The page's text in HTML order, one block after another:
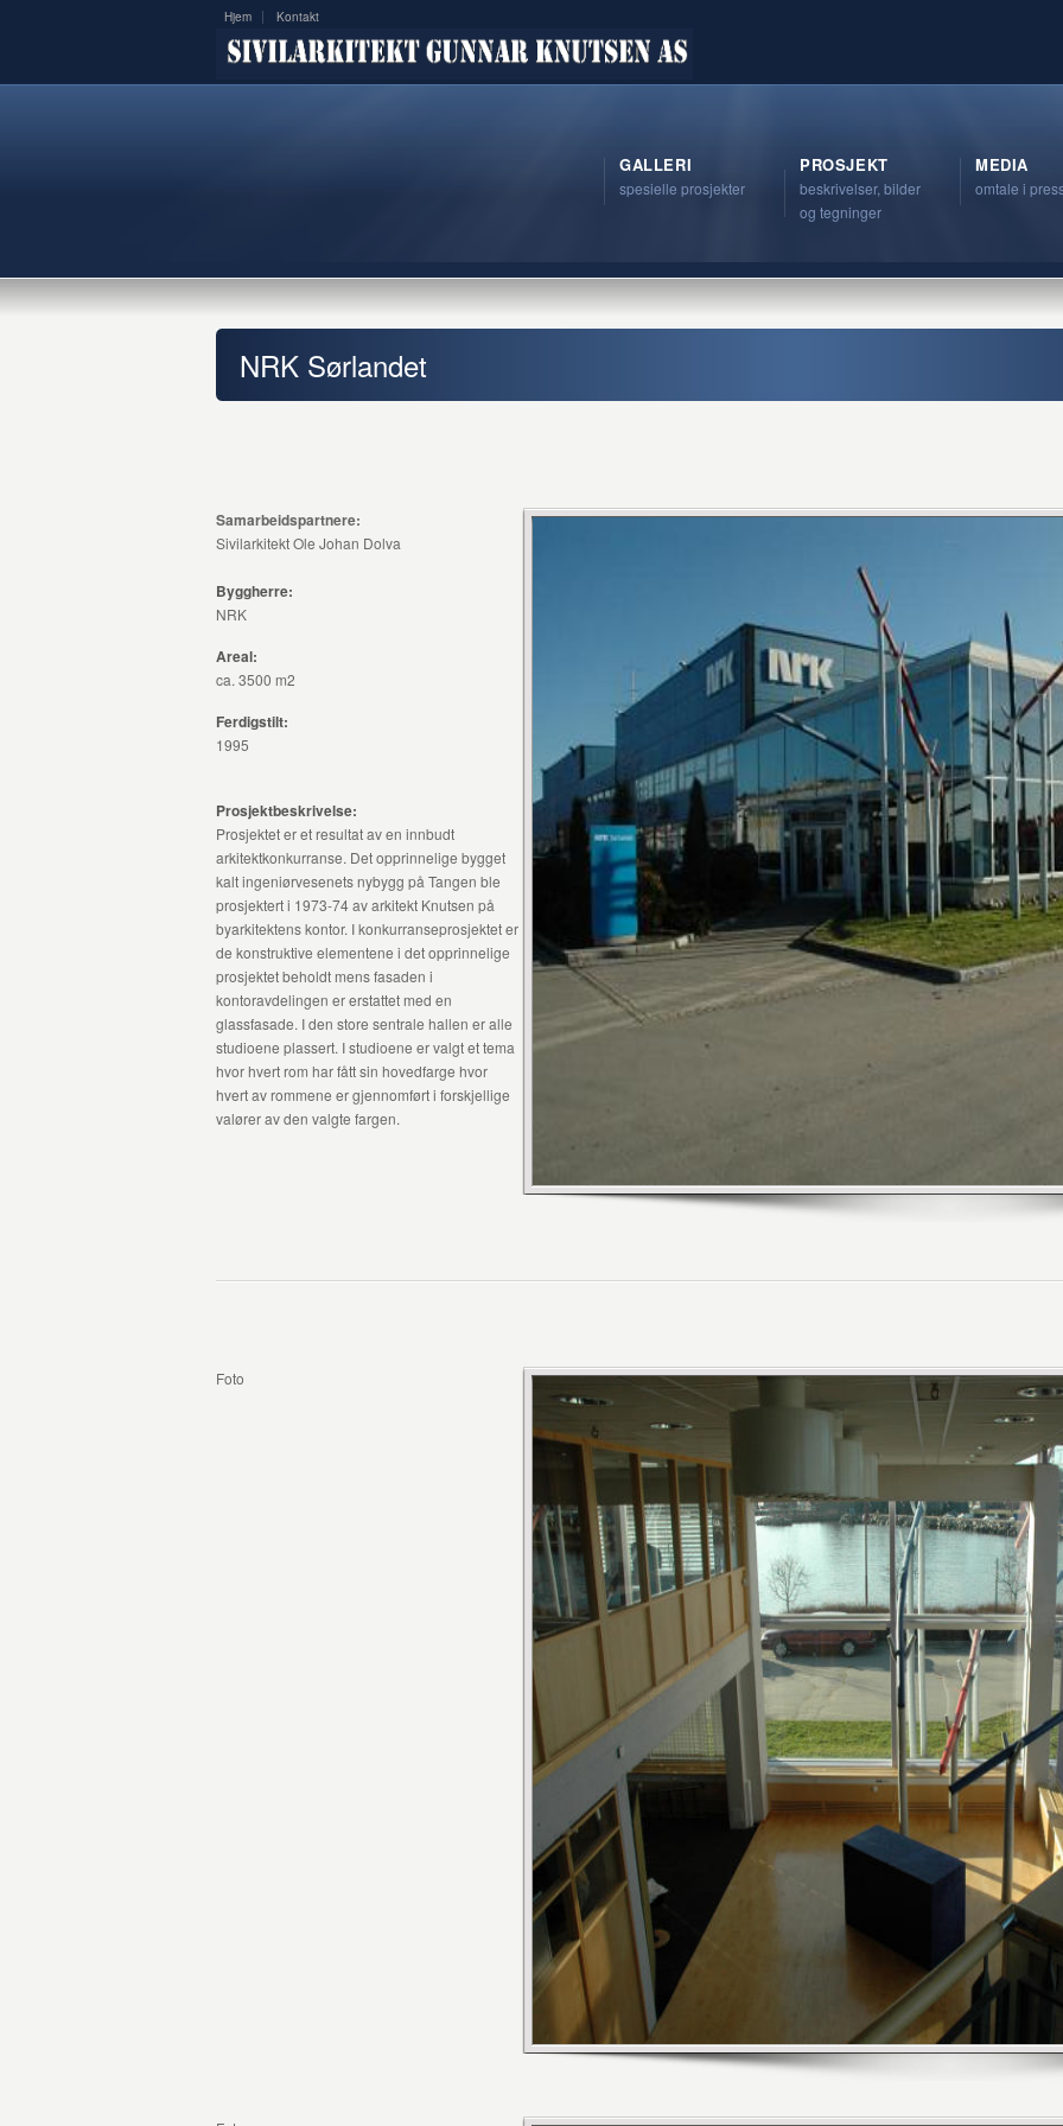
Hjem Kontakt
GALLERI
spesielle prosjekter
PROSJEKT
beskrivelser, bilder
og tegninger
MEDIA
omtale i
NRK Sørlandet
Samarbeidspartnere:
Sivilarkitekt Ole Johan Dolva
Byggherre:
NRK
Areal:
ca. 3500 m2
Ferdigstilt:
1995
Prosjektbeskrivelse:
Prosjektet er et resultat av en innbudt
arkitektkonkurranse. Det opprinnelige bygget
kalt ingeniørvesenets nybygg på Tangen ble
prosjektert i 1973-74 av arkitekt Knutsen på
byarkitektens kontor. I konkurranseprosjektet er
de konstruktive elementene i det opprinnelige
prosjektet beholdt mens fasaden i
kontoravdelingen er erstattet med en
glassfasade. I den store sentrale hallen er alle
studioene plassert. I studioene er valgt et tema
hvor hvert rom har fått sin hovedfarge hvor
hvert av rommene er gjennomført i forskjellige
valører av den valgte fargen.
Foto